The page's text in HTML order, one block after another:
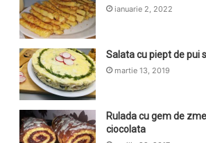
ianuarie 2, 2022
Salata cu piept de pui
martie 13, 2019
Rulada cu gem de
ciocolata